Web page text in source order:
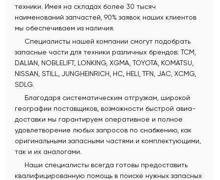
техники. Имея на складах более 30 тысяч
наименований запчастей, 90% заявок наших клиентов
мы обеспечиваем из наличия.
Специалисты нашей компании смогут подобрать
запасные части для техники различных брендов: TCM,
DALIAN, NOBLELIFT, LONKING, XGMA, TOYOTA, KOMATSU,
NISSAN, STILL, JUNGHEINRICH, HC, HELI, TFN, JAC, XCMG,
SDLG.
Благодаря систематическим отгрузкам, широкой
географии поставщиков, возможности быстрой авиа-
доставки мы гарантируем оперативное и полное
удовлетворение любых запросов по снабжению, как
оригинальными запасными частями и комплектующими,
так и их аналогами.
Наши специалисты всегда готовы предоставить
квалифицированную помощь в поиске нужных запасных